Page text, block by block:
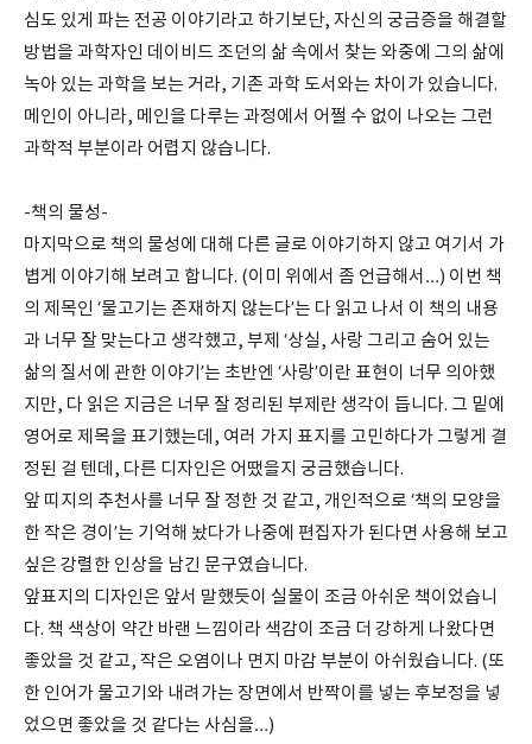
심도 있게 파는 전공 이야기라고 하기보단, 자신의 궁금증을 해결할
방법을 과학자인 데이비드 조던의 삶 속에서 찾는 와중에 그의 삶에
녹아 있는 과학을 보는 거라, 기존 과학 도서와는 차이가 있습니다.
메인이 아니라, 메인을 다루는 과정에서 어쩔 수 없이 나오는 그런
과학적 부분이라 어렵지 않습니다.
-책의 물성-
마지막으로 책의 물성에 대해 다른 글로 이야기하지 않고 여기서 가
볍게 이야기해 보려고 합니다. (이미 위에서 좀 언급해서…) 이번 책
의 제목인 ‘물고기는 존재하지 않는다’는 다 읽고 나서 이 책의 내용
과 너무 잘 맞는다고 생각했고, 부제 ‘상실, 사랑 그리고 숨어 있는
삶의 질서에 관한 이야기’는 초반엔 ‘사랑’이란 표현이 너무 의아했
지만, 다 읽은 지금은 너무 잘 정리된 부제란 생각이 듭니다. 그 밑에
영어로 제목을 표기했는데, 여러 가지 표지를 고민하다가 그렇게 결
정된 걸 텐데, 다른 디자인은 어땠을지 궁금했습니다.
앞 띠지의 추천사를 너무 잘 정한 것 같고, 개인적으로 ‘책의 모양을
한 작은 경이’는 기억해 놨다가 나중에 편집자가 된다면 사용해 보고
싶은 강렬한 인상을 남긴 문구였습니다.
앞표지의 디자인은 앞서 말했듯이 실물이 조금 아쉬운 책이었습니
다. 책 색상이 약간 바랜 느낌이라 색감이 조금 더 강하게 나왔다면
좋았을 것 같고, 작은 오염이나 면지 마감 부분이 아쉬웠습니다. (또
한 인어가 물고기와 내려가는 장면에서 반짝이를 넣는 후보정을 넣
었으면 좋았을 것 같다는 사심을…)